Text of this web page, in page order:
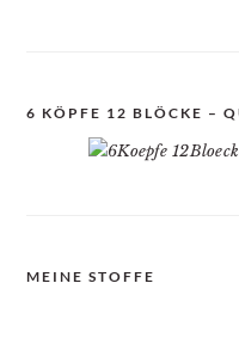
6 KÖPFE 12 BLÖCKE –
MEINE STOFFE